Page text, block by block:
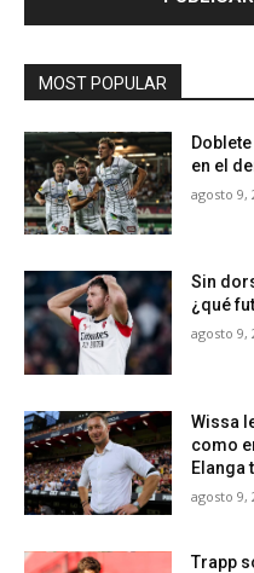
MOST POPULAR
en el
agosto 9,
Sin
¿qué
agosto 9,
Wissa
como
Elanga
agosto 9,
Trapp